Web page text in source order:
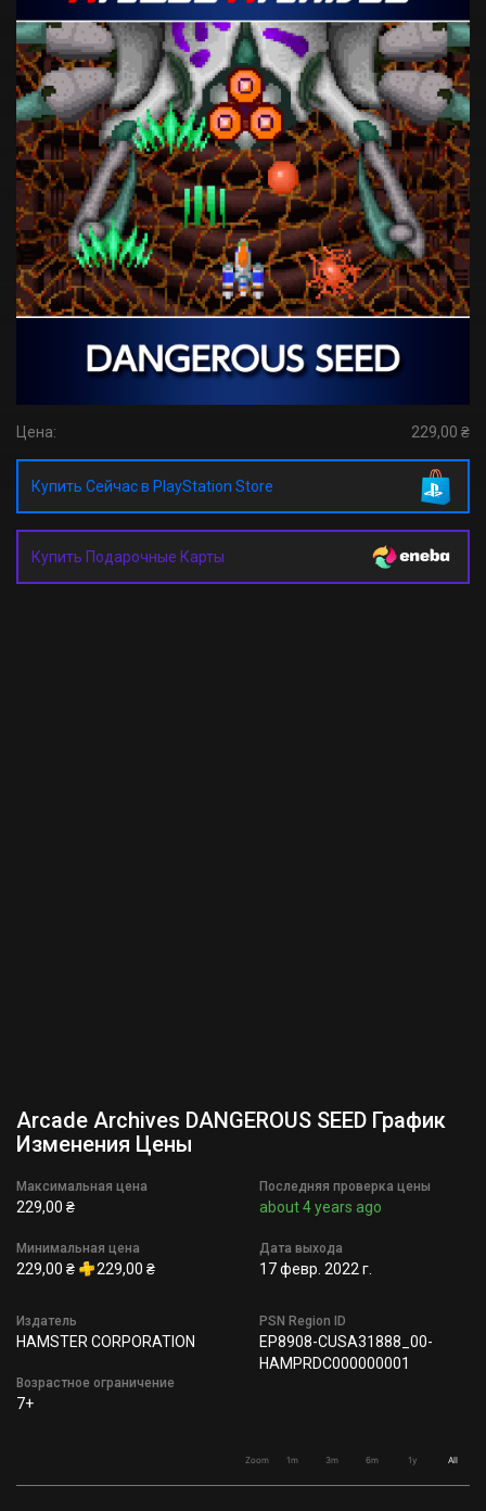
Цена: 229,00 ₴
Купить Сейчас в PlayStation Store
Купить Подарочные Карты
Arcade Archives DANGEROUS SEED График
Изменения Цены
Максимальная цена
229,00 ₴
Минимальная цена
229,00 ₴ 229,00 ₴
Последняя проверка цены
about 4 years ago
Дата выхода
17 февр. 2022 г.
Издатель
HAMSTER CORPORATION
Возрастное ограничение
7+
PSN Region ID
EP8908-CUSA31888_00-
HAMPRDC000000001
Zoom 1m 3m 6m 1y All